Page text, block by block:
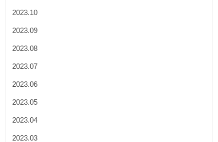
2023.10
2023.09
2023.08
2023.07
2023.06
2023.05
2023.04
2023.03